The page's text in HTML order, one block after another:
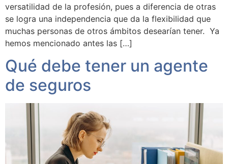
versatilidad de la profesión, pues a diferencia de otras
se logra una independencia que da la flexibilidad que
muchas personas de otros ámbitos desearían tener. Ya
hemos mencionado antes las […]
Qué debe tener un agente
de seguros